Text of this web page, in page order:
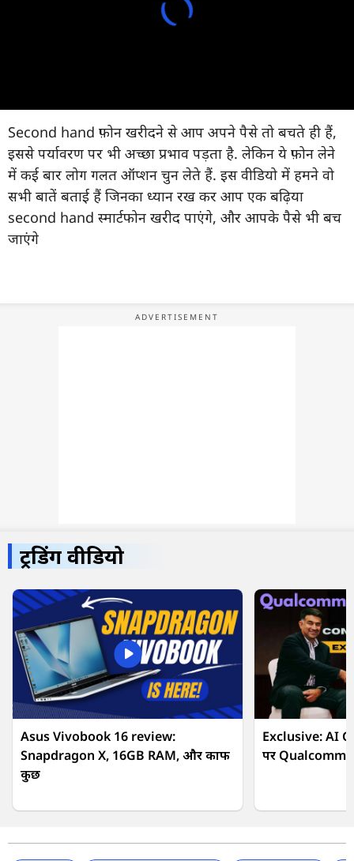
Second hand फ़ोन खरीदने से आप अपने पैसे तो बचते ही हैं,
इससे पर्यावरण पर भी अच्छा प्रभाव पड़ता है. लेकिन ये फ़ोन लेने
में कई बार लोग गलत ऑप्शन चुन लेते हैं. इस वीडियो में हमने वो
सभी बातें बताई हैं जिनका ध्यान रख कर आप एक बढ़िया
second hand स्मार्टफोन खरीद पाएंगे, और आपके पैसे भी बच
जाएंगे
ट्रेंडिंग वीडियो
Asus Vivobook 16 review:
Snapdragon X, 16GB RAM, और काफी
कुछ
Exclusive: AI
पर Qualcomm